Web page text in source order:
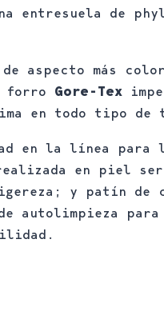
entresuela de
aspecto más
forro Gore-Tex
en todo tipo de
en la línea
en piel
y patín de
autolimpieza